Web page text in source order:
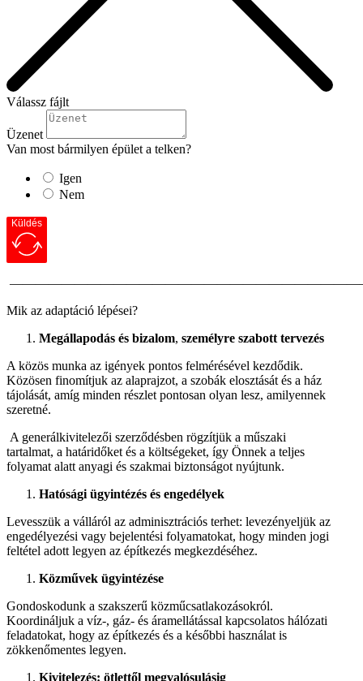
Válassz fájlt
Üzenet
Van most bármilyen épület a telken?
Igen
Nem
Küldés
Mik az adaptáció lépései?
Megállapodás és bizalom, személyre szabott tervezés
A közös munka az igények pontos felmérésével kezdődik.
Közösen finomítjuk az alaprajzot, a szobák elosztását és a ház
tájolását, amíg minden részlet pontosan olyan lesz, amilyennek
szeretné.
A generálkivitelezői szerződésben rögzítjük a műszaki
tartalmat, a határidőket és a költségeket, így Önnek a teljes
folyamat alatt anyagi és szakmai biztonságot nyújtunk.
Hatósági ügyintézés és engedélyek
Levesszük a válláról az adminisztrációs terhet: levezényeljük az
engedélyezési vagy bejelentési folyamatokat, hogy minden jogi
feltétel adott legyen az építkezés megkezdéséhez.
Közművek ügyintézése
Gondoskodunk a szakszerű közműcsatlakozásokról.
Koordináljuk a víz-, gáz- és áramellátással kapcsolatos hálózati
feladatokat, hogy az építkezés és a későbbi használat is
zökkenőmentes legyen.
Kivitelezés: ötlettől megvalósulásig